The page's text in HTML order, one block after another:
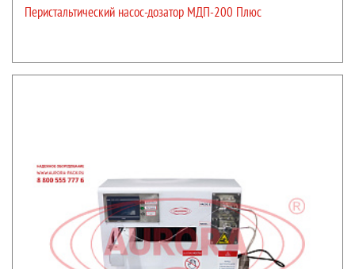
Перистальтический насос-дозатор МДП-200 Плюс